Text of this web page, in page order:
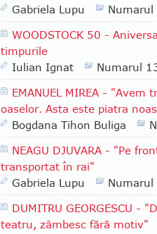
Gabriela Lupu
WOODSTOCK 50 -
timpurile
Iulian Ignat
Numarul
EMANUEL MIREA -
oaselor. Asta este piatra
Bogdana Tihon Buliga
NEAGU DJUVARA - "Pe
transportat în rai"
Gabriela Lupu
DUMITRU GEORGESCU -
teatru, zâmbesc fără motiv"